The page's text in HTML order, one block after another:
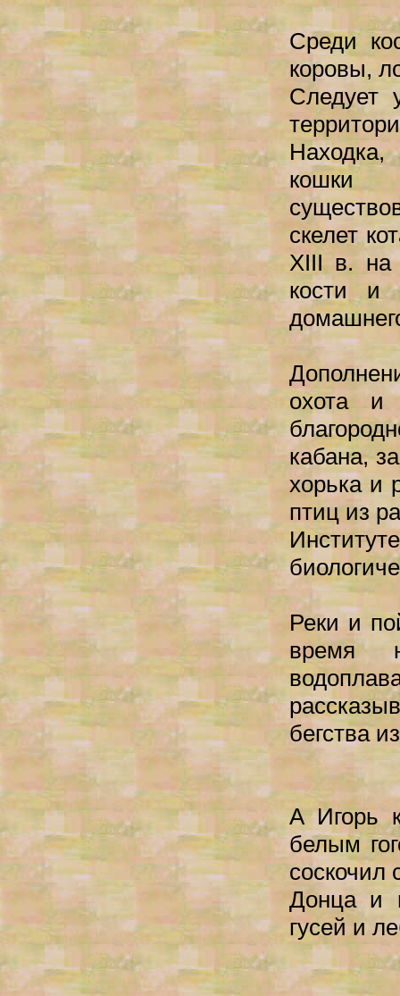
Среди
коровы,
Следует
кошки
скелет
XIII в. на
кости и
охота и
кабана,
хорька и
птиц из
Реки и
время
бегства
А Игорь
белым
соскочил
Донца и
гусей и